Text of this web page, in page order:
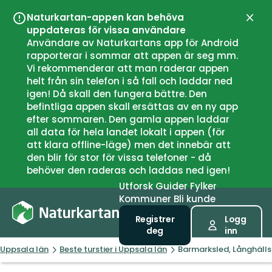
Naturkartan-appen kan behöva
uppdateras för vissa användare
Användare av Naturkartans app för Android
rapporterar i sommar att appen är seg mm.
Vi rekommenderar att man raderar appen
helt från sin telefon i så fall och laddar ned
igen! Då skall den fungera bättre. Den
befintliga appen skall ersättas av en ny app
efter sommaren. Den gamla appen laddar
all data för hela landet lokalt i appen (för
att klara offline-läge) men det innebär att
den blir för stor för vissa telefoner - då
behöver den raderas och laddas ned igen!
Lukk
UtforskGuiderFylker
Kommuner Bli kunde
Registrer
deg
Logg
inn
Uppsala län Beste turstier i Uppsala län Barmarksled,